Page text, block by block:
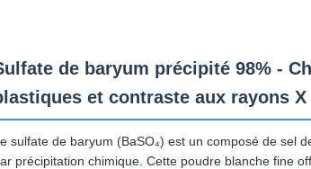
de baryum précipité 98% -
et contraste aux rayons X
sulfate de baryum (BaSO₄) est un composé de sel
précipitation chimique. Cette poudre blanche fine